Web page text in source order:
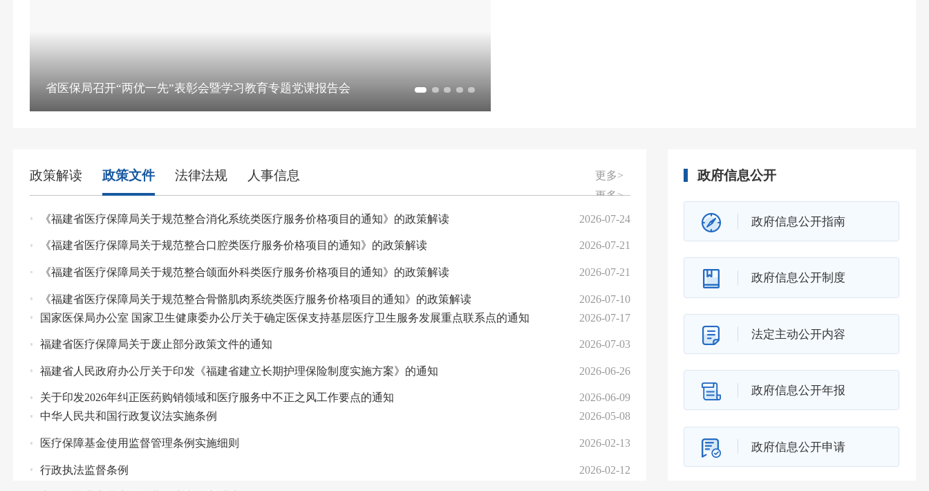
省医保局召开“两优一先”表彰会暨学习教育专题党课报告会
政策解读 政策文件 法律法规 人事信息
更多>
更多>
更多>
《福建省医疗保障局关于规范整合消化系统类医疗服务价格项目的通知》的政策解读 2026-07-24
《福建省医疗保障局关于规范整合口腔类医疗服务价格项目的通知》的政策解读 2026-07-21
《福建省医疗保障局关于规范整合颌面外科类医疗服务价格项目的通知》的政策解读 2026-07-21
《福建省医疗保障局关于规范整合骨骼肌肉系统类医疗服务价格项目的通知》的政策解读
2026-07-10
国家医保局办公室 国家卫生健康委办公厅关于确定医保支持基层医疗卫生服务发展重点联系点的通知
2026-07-17
福建省医疗保障局关于废止部分政策文件的通知 2026-07-03
福建省人民政府办公厅关于印发《福建省建立长期护理保险制度实施方案》的通知 2026-06-26
关于印发2026年纠正医药购销领域和医疗服务中不正之风工作要点的通知
2026-06-09
中华人民共和国行政复议法实施条例
2026-05-08
医疗保障基金使用监督管理条例实施细则 2026-02-13
行政执法监督条例 2026-02-12
政府信息公开
政府信息公开指南
政府信息公开制度
法定主动公开内容
政府信息公开年报
政府信息公开申请